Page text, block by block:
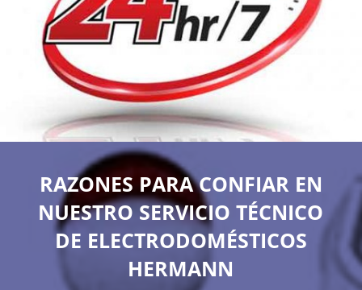
RAZONES PARA CONFIAR EN
NUESTRO SERVICIO TÉCNICO
DE ELECTRODOMÉSTICOS
HERMANN